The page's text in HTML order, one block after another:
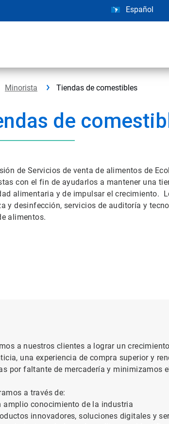
Español
Minorista Tiendas de comestibles
de
de Servicios de venta de alimentos de
con el fin de ayudarlos a mantener una
alimentaria y de impulsar el crecimiento.
y desinfección, servicios de auditoría y
alimentos.
a nuestros clientes a lograr un
una experiencia de compra superior y
por faltante de mercadería y minimizamos
a través de:
amplio conocimiento de la industria
innovadores, soluciones digitales y